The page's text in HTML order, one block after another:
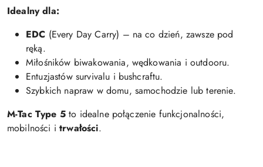
Idealny dla:
EDC (Every Day Carry) – na co dzień, zawsze pod
ręką.
Miłośników biwakowania, wędkowania i outdooru.
Entuzjastów survivalu i bushcraftu.
Szybkich napraw w domu, samochodzie lub terenie.
M-Tac Type 5to idealne połączenie funkcjonalności,
mobilności itrwałości.